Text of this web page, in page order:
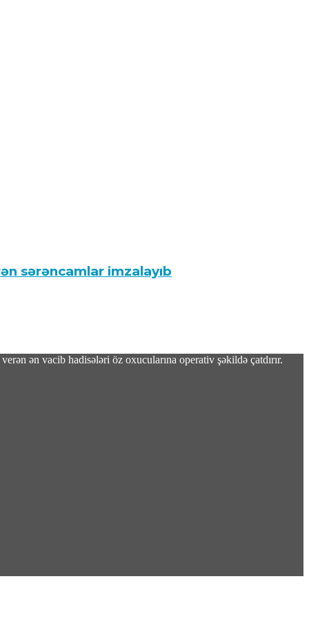
sərəncamlar imzalayıb
olunurdu
ən vacib hadisələri öz oxucularına operativ şəkildə çatdırır.